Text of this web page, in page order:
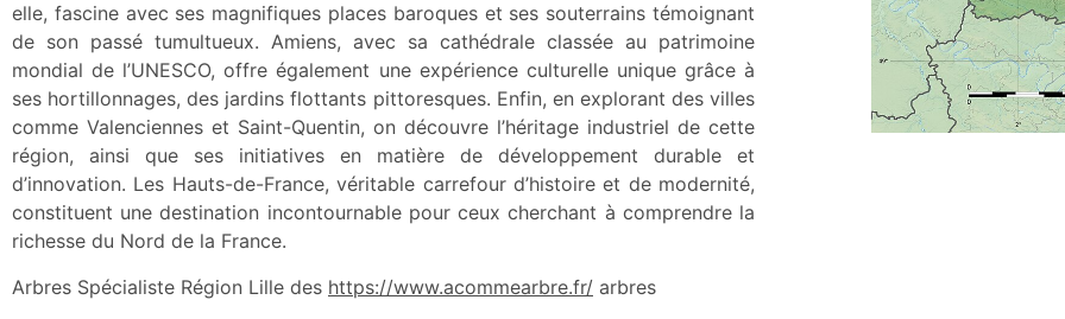
elle, fascine avec ses magnifiques places baroques et ses souterrains témoignant
de son passé tumultueux. Amiens, avec sa cathédrale classée au patrimoine
mondial de l’UNESCO, offre également une expérience culturelle unique grâce à
ses hortillonnages, des jardins flottants pittoresques. Enfin, en explorant des villes
comme Valenciennes et Saint-Quentin, on découvre l’héritage industriel de cette
région, ainsi que ses initiatives en matière de développement durable et
d’innovation. Les Hauts-de-France, véritable carrefour d’histoire et de modernité,
constituent une destination incontournable pour ceux cherchant à comprendre la
richesse du Nord de la France.
Arbres Spécialiste Région Lille des https://www.acommearbre.fr/ arbres